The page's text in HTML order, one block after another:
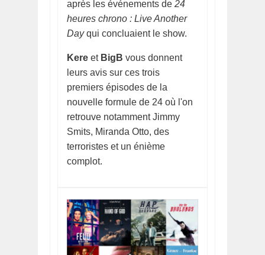
après les événements de 24
heures chrono : Live Another
Dayqui concluaient le show.
Kere et BigB vous donnent
leurs avis sur ces trois
premiers épisodes de la
nouvelle formule de 24 où l'on
retrouve notamment Jimmy
Smits, Miranda Otto, des
terroristes et un énième
complot.